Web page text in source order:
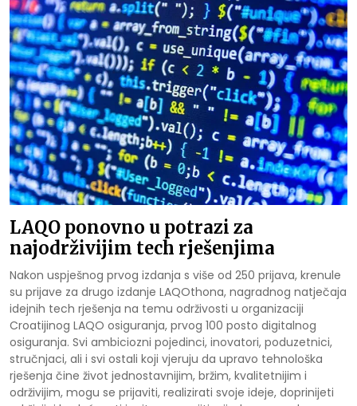
LAQO ponovno u potrazi za
najodrživijim tech rješenjima
Nakon uspješnog prvog izdanja s više od 250 prijava, krenule
su prijave za drugo izdanje LAQOthona, nagradnog natječaja
idejnih tech rješenja na temu održivosti u organizaciji
Croatijinog LAQO osiguranja, prvog 100 posto digitalnog
osiguranja. Svi ambiciozni pojedinci, inovatori, poduzetnici,
stručnjaci, ali i svi ostali koji vjeruju da upravo tehnološka
rješenja čine život jednostavnijim, bržim, kvalitetnijim i
održivijim, mogu se prijaviti, realizirati svoje ideje, doprinijeti